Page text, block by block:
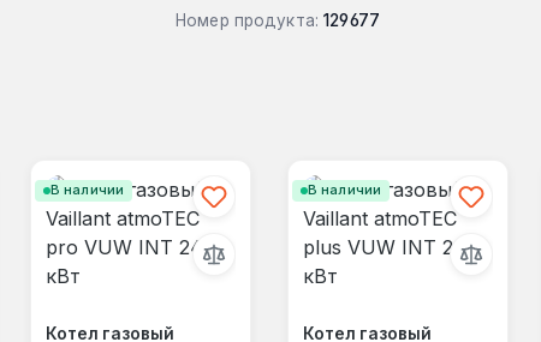
Номер продукта: 129677
В наличии
Котел газовый
В наличии
Котел газовый